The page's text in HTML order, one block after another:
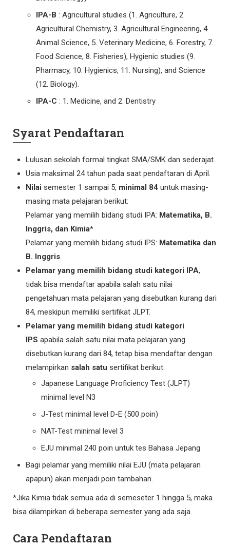
IPA-B : Agricultural studies (1. Agriculture, 2.
Agricultural Chemistry, 3. Agricultural Engineering, 4.
Animal Science, 5. Veterinary Medicine, 6. Forestry, 7.
Food Science, 8. Fisheries), Hygienic studies (9.
Pharmacy, 10. Hygienics, 11. Nursing), and Science
(12. Biology).
IPA-C : 1. Medicine, and 2. Dentistry
Syarat Pendaftaran
Lulusan sekolah formal tingkat SMA/SMK dan sederajat.
Usia maksimal 24 tahun pada saat pendaftaran di April.
Nilai semester 1 sampai 5, minimal 84 untuk masing-
masing mata pelajaran berikut:
Pelamar yang memilih bidang studi IPA: Matematika, B.
Inggris, dan Kimia*
Pelamar yang memilih bidang studi IPS: Matematika dan
B. Inggris
Pelamar yang memilih bidang studi kategori IPA,
tidak bisa mendaftar apabila salah satu nilai
pengetahuan mata pelajaran yang disebutkan kurang dari
84, meskipun memiliki sertifikat JLPT.
Pelamar yang memilih bidang studi kategori
IPS apabila salah satu nilai mata pelajaran yang
disebutkan kurang dari 84, tetap bisa mendaftar dengan
melampirkan salah satu sertifikat berikut:
Japanese Language Proficiency Test (JLPT)
minimal level N3
J-Test minimal level D-E (500 poin)
NAT-Test minimal level 3
EJU minimal 240 poin untuk tes Bahasa Jepang
Bagi pelamar yang memiliki nilai EJU (mata pelajaran
apapun) akan menjadi poin tambahan.
*Jika Kimia tidak semua ada di semeseter 1 hingga 5, maka
bisa dilampirkan di beberapa semester yang ada saja.
Cara Pendaftaran